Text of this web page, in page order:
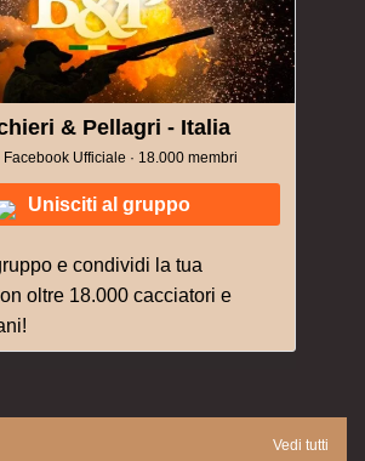
& Pellagri - Italia
Ufficiale · 18.000 membri
Unisciti al gruppo
e condividi la tua
oltre 18.000 cacciatori e
Vedi tutti